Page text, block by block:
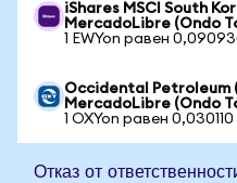
iShares MSCI South
MercadoLibre (Ondo
1 EWYon равен
Occidental Petroleum
MercadoLibre (Ondo
1 OXYon равен
Отказ от